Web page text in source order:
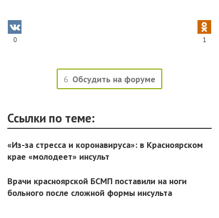
0 1
6 Обсудить на форуме
Ссылки по теме:
«Из-за стресса и коронавируса»: в Красноярском
крае «молодеет» инсульт
Врачи красноярской БСМП поставили на ноги
больного после сложной формы инсульта